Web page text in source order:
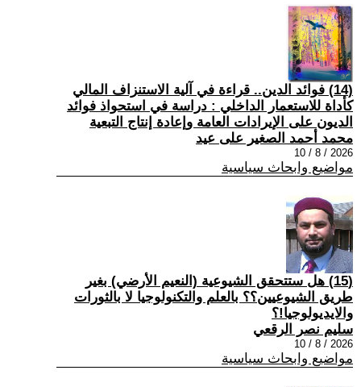
(14) فوائد الدين.. قراءة في آلية الاستنزاف المالي
كأداة للاستعمار الداخلي : دراسة في استحواذ فوائد
الديون على الإيرادات العامة وإعادة إنتاج التبعية
محمد أحمد الصغير على عيد
2026 / 8 / 10
مواضيع وابحاث سياسية
(15) هل ستتحقق الشيوعية (النعيم الأرضي) بغير
طريق الشيوعيين؟؟ بالعلم والتكنولوجيا لا بالثورات
والايديولوجيا!؟
سليم نصر الرقعي
2026 / 8 / 10
مواضيع وابحاث سياسية